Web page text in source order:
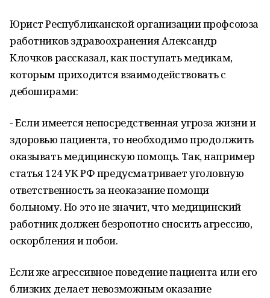
Юрист Республиканской организации профсоюза
работников здравоохранения Александр
Клочков рассказал, как поступать медикам,
которым приходится взаимодействовать с
дебоширами:
- Если имеется непосредственная угроза жизни и
здоровью пациента, то необходимо продолжить
оказывать медицинскую помощь. Так, например
статья 124 УК РФ предусматривает уголовную
ответственность за неоказание помощи
больному. Но это не значит, что медицинский
работник должен безропотно сносить агрессию,
оскорбления и побои.
Если же агрессивное поведение пациента или его
близких делает невозможным оказание